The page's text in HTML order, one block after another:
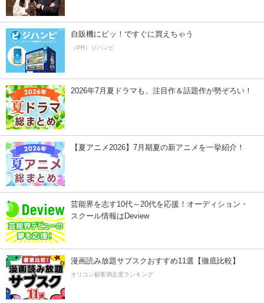
自販機にピッ！ですぐに買えちゃう
（PR）ジハンピ
2026年7月夏ドラマも、注目作＆話題作が勢ぞろい！
【夏アニメ2026】7月期夏の新アニメを一挙紹介！
芸能界を志す10代～20代を応援！オーディション・
スクール情報はDeview
漫画読み放題サブスクおすすめ11選【徹底比較】
オリコン顧客満足度ランキング